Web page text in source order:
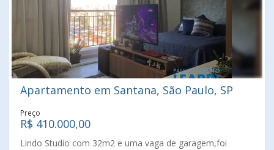
Apartamento em Santana, São Paulo, SP
Preço
R$ 410.000,00
Lindo Studio com 32m2 e uma vaga de garagem,foi